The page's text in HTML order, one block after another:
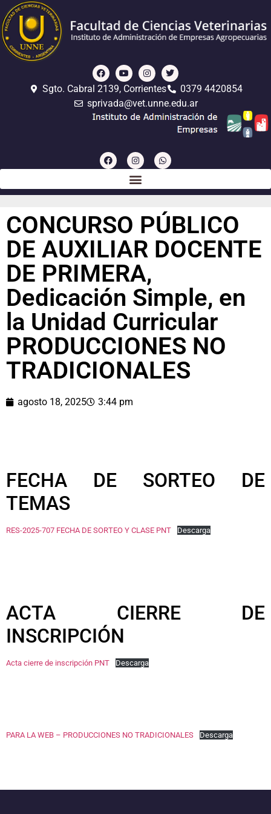
Sgto. Cabral 2139, Corrientes
0379 4420854
sprivada@vet.unne.edu.ar
CONCURSO PÚBLICO
DE AUXILIAR DOCENTE
DE PRIMERA,
Dedicación Simple, en
la Unidad Curricular
PRODUCCIONES NO
TRADICIONALES
agosto 18, 2025 3:44 pm
FECHA DE SORTEO DE
TEMAS
RES-2025-707 FECHA DE SORTEO Y CLASE PNT Descarga
ACTA CIERRE DE
INSCRIPCIÓN
Acta cierre de inscripción PNT Descarga
PARA LA WEB – PRODUCCIONES NO TRADICIONALES Descarga